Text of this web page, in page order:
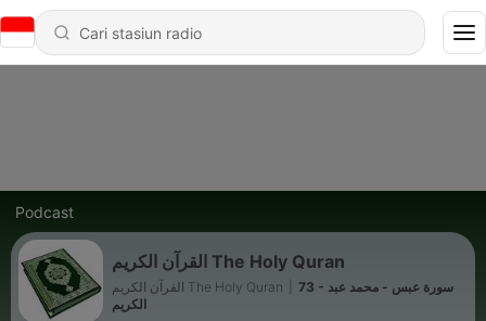
Podcast
القرآن الكريم The Holy Quran
القرآن الكريم The Holy Quran
73 - سورة عبس - محمد عبد
الكريم